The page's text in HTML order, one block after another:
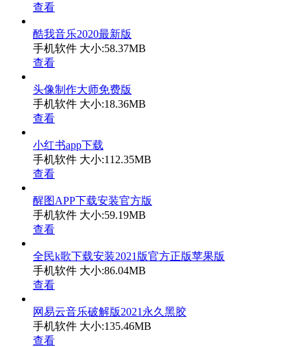
查看
酷我音乐2020最新版
手机软件 大小:58.37MB
查看
头像制作大师免费版
手机软件 大小:18.36MB
查看
小红书app下载
手机软件 大小:112.35MB
查看
醒图APP下载安装官方版
手机软件 大小:59.19MB
查看
全民k歌下载安装2021版官方正版苹果版
手机软件 大小:86.04MB
查看
网易云音乐破解版2021永久黑胶
手机软件 大小:135.46MB
查看